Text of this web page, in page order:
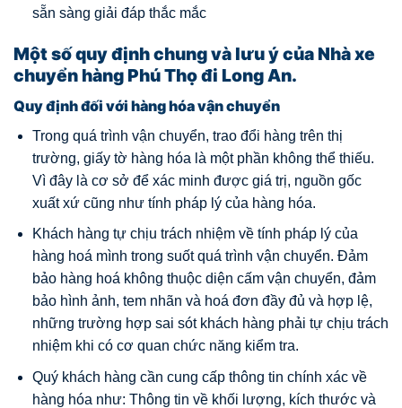
sẵn sàng giải đáp thắc mắc
Một số quy định chung và lưu ý của Nhà xe
chuyển hàng Phú Thọ đi Long An.
Quy định đối với hàng hóa vận chuyển
Trong quá trình vận chuyển, trao đổi hàng trên thị
trường, giấy tờ hàng hóa là một phần không thể thiếu.
Vì đây là cơ sở để xác minh được giá trị, nguồn gốc
xuất xứ cũng như tính pháp lý của hàng hóa.
Khách hàng tự chịu trách nhiệm về tính pháp lý của
hàng hoá mình trong suốt quá trình vận chuyển. Đảm
bảo hàng hoá không thuộc diện cấm vận chuyển, đảm
bảo hình ảnh, tem nhãn và hoá đơn đầy đủ và hợp lệ,
những trường hợp sai sót khách hàng phải tự chịu trách
nhiệm khi có cơ quan chức năng kiểm tra.
Quý khách hàng cần cung cấp thông tin chính xác về
hàng hóa như: Thông tin về khối lượng, kích thước và